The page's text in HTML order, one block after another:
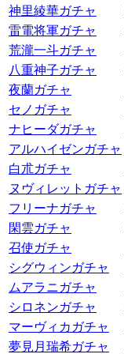
神里綾華ガチャ
雷電将軍ガチャ
荒瀧一斗ガチャ
八重神子ガチャ
夜蘭ガチャ
セノガチャ
ナヒーダガチャ
アルハイゼンガチャ
白朮ガチャ
ヌヴィレットガチャ
フリーナガチャ
閑雲ガチャ
召使ガチャ
シグウィンガチャ
ムアラニガチャ
シロネンガチャ
マーヴィカガチャ
夢見月瑞希ガチャ